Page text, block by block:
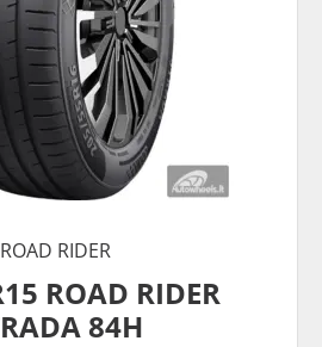
ROAD RIDER
ROAD RIDER
84H